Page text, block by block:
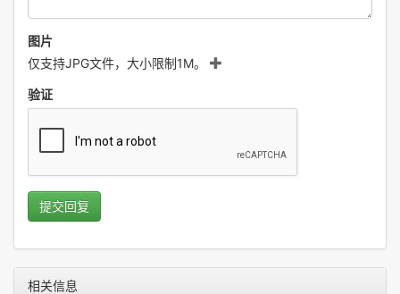
图片
仅支持JPG文件，大小限制1M。
验证
提交回复
相关信息